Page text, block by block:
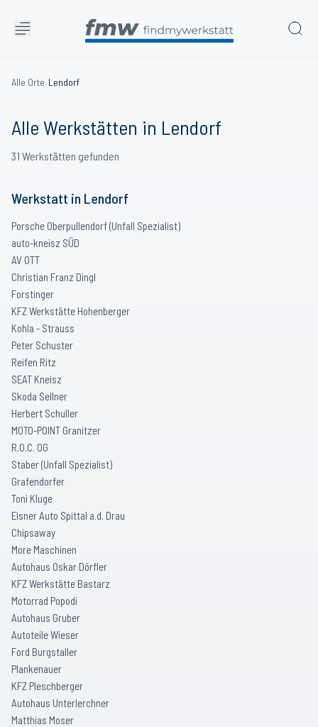
Alle Orte›Lendorf
Alle Werkstätten in Lendorf
31 Werkstätten gefunden
Werkstatt in Lendorf
Porsche Oberpullendorf (Unfall Spezialist)
auto-kneisz SÜD
AV OTT
Christian Franz Dingl
Forstinger
KFZ Werkstätte Hohenberger
Kohla - Strauss
Peter Schuster
Reifen Ritz
SEAT Kneisz
Skoda Sellner
Herbert Schuller
MOTO-POINT Granitzer
R.O.C. OG
Staber (Unfall Spezialist)
Grafendorfer
Toni Kluge
Eisner Auto Spittal a.d. Drau
Chipsaway
More Maschinen
Autohaus Oskar Dörfler
KFZ Werkstätte Bastarz
Motorrad Popodi
Autohaus Gruber
Autoteile Wieser
Ford Burgstaller
Plankenauer
KFZ Pleschberger
Autohaus Unterlerchner
Matthias Moser